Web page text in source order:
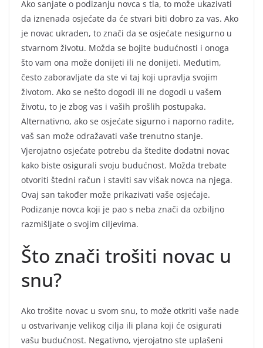
Ako sanjate o podizanju novca s tla, to može ukazivati
da iznenada osjećate da će stvari biti dobro za vas. Ako
je novac ukraden, to znači da se osjećate nesigurno u
stvarnom životu. Možda se bojite budućnosti i onoga
što vam ona može donijeti ili ne donijeti. Međutim,
često zaboravljate da ste vi taj koji upravlja svojim
životom. Ako se nešto dogodi ili ne dogodi u vašem
životu, to je zbog vas i vaših prošlih postupaka.
Alternativno, ako se osjećate sigurno i naporno radite,
vaš san može odražavati vaše trenutno stanje.
Vjerojatno osjećate potrebu da štedite dodatni novac
kako biste osigurali svoju budućnost. Možda trebate
otvoriti štedni račun i staviti sav višak novca na njega.
Ovaj san također može prikazivati vaše osjećaje.
Podizanje novca koji je pao s neba znači da ozbiljno
razmišljate o svojim ciljevima.
Što znači trošiti novac u
snu?
Ako trošite novac u svom snu, to može otkriti vaše nade
u ostvarivanje velikog cilja ili plana koji će osigurati
vašu budućnost. Negativno, vjerojatno ste uplašeni